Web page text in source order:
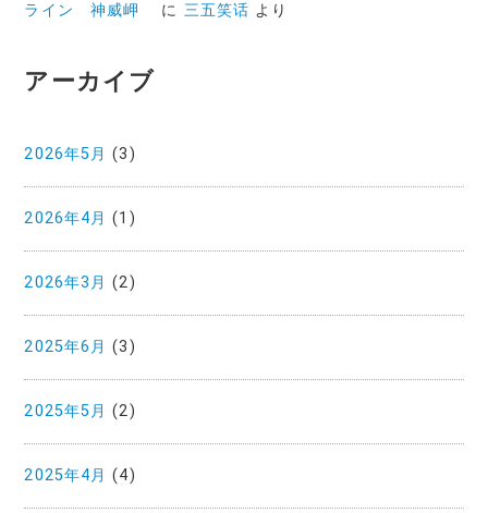
ライン 神威岬
に 三五笑话 より
アーカイブ
2026年5月 (3)
2026年4月 (1)
2026年3月 (2)
2025年6月 (3)
2025年5月 (2)
2025年4月 (4)